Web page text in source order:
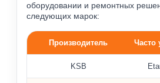
оборудовании и ремонтных
следующих марок:
Производитель Часто
KSB